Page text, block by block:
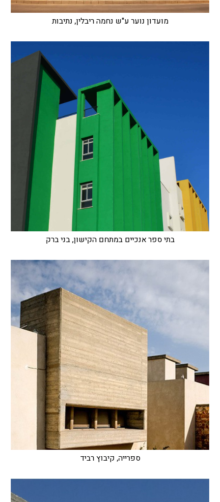
מועדון נוער ע"ש נחמה ריבלין, נתיבות
בתי ספר אנכיים במתחם הקישון, בני ברק
ספרייה, קיבוץ רביד